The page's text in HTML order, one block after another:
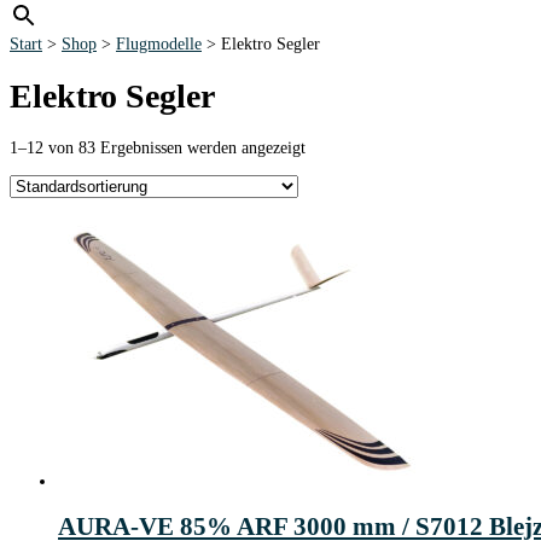
Start > Shop > Flugmodelle > Elektro Segler
Elektro Segler
1–12 von 83 Ergebnissen werden angezeigt
AURA-VE 85% ARF 3000 mm / S7012